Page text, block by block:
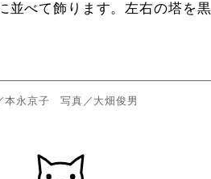
並べて飾ります。左右の塔を
本永京子 写真／大畑俊男